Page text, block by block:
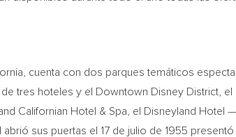
cuenta con dos parques temáticos
tres hoteles y el Downtown Disney District,
Californian Hotel & Spa, el Disneyland
sus puertas el 17 de julio de 1955